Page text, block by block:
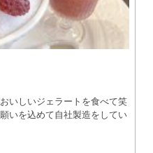
いしいジェラートを食べて笑
いを込めて自社製造をしてい